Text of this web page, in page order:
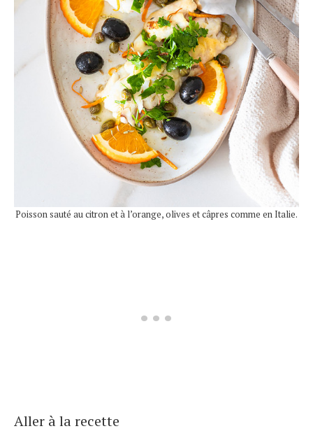
Poisson sauté au citron et à l’orange, olives et câpres comme en Italie.
Aller à la recette